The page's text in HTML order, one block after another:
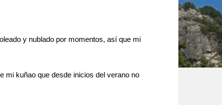
y nublado por momentos, así que mi
mi kuñao que desde inicios del verano no